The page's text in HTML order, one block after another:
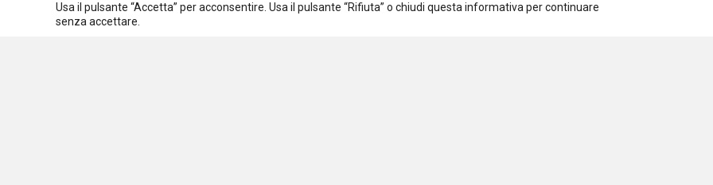
Spazio ai promotori
Usa il pulsante “Accetta” per acconsentire. Usa il pulsante “Rifiuta” o chiudi questa informativa per continuare
senza accettare.